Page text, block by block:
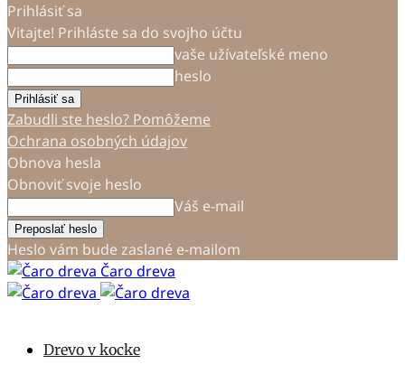
Prihlásiť sa
Vitajte! Prihláste sa do svojho účtu
vaše užívateľské meno
heslo
Zabudli ste heslo? Pomôžeme
Ochrana osobných údajov
Obnova hesla
Obnoviť svoje heslo
Váš e-mail
Heslo vám bude zaslané e-mailom
Čaro dreva
Drevo v kocke